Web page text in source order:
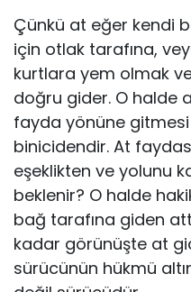
Çünkü at eğer kendi
için otlak tarafına,
kurtlara yem olmak
doğru gider. O halde
fayda yönüne
binicidendir. At
eşeklikten ve yolunu
beklenir? O halde
bağ tarafına giden
kadar görünüşte at
sürücünün hükmü